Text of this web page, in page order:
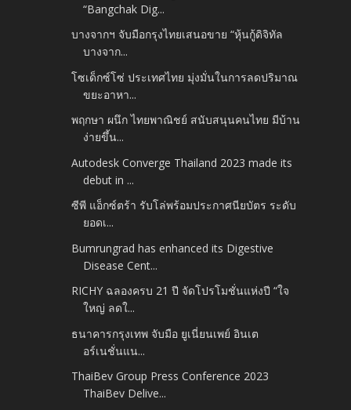
“Bangchak Dig...
บางจากฯ จับมือกรุงไทยเสนอขาย “หุ้นกู้ดิจิทัล
บางจาก...
โซเด็กซ์โซ่ ประเทศไทย มุ่งมั่นในการลดปริมาณ
ขยะอาหา...
พฤกษา ผนึก ไทยพาณิชย์ สนับสนุนคนไทย มีบ้าน
ง่ายขึ้น...
Autodesk Converge Thailand 2023 made its
debut in ...
ซีพี แอ็กซ์ตร้า รับโล่พร้อมประกาศนียบัตร ระดับ
ยอดเ...
Bumrungrad has enhanced its Digestive
Disease Cent...
RICHY ฉลองครบ 21 ปี จัดโปรโมชั่นแห่งปี “ใจ
ใหญ่ ลดใ...
ธนาคารกรุงเทพ จับมือ ยูเนี่ยนเพย์ อินเต
อร์เนชั่นแน...
ThaiBev Group Press Conference 2023
ThaiBev Delive...